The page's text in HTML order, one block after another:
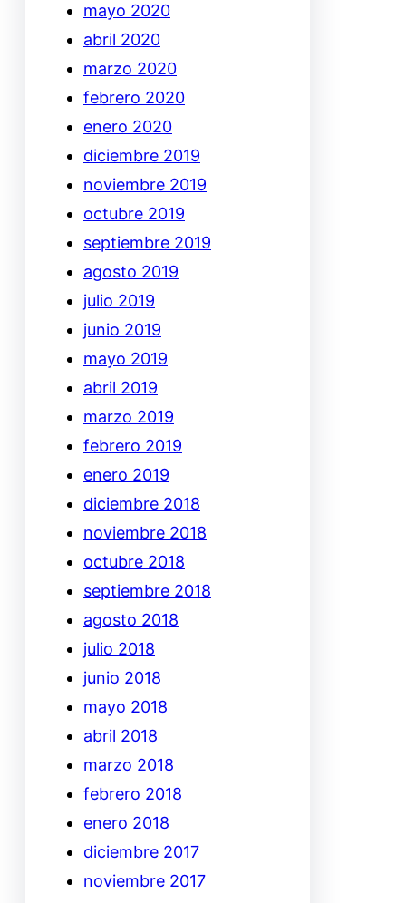
mayo 2020
abril 2020
marzo 2020
febrero 2020
enero 2020
diciembre 2019
noviembre 2019
octubre 2019
septiembre 2019
agosto 2019
julio 2019
junio 2019
mayo 2019
abril 2019
marzo 2019
febrero 2019
enero 2019
diciembre 2018
noviembre 2018
octubre 2018
septiembre 2018
agosto 2018
julio 2018
junio 2018
mayo 2018
abril 2018
marzo 2018
febrero 2018
enero 2018
diciembre 2017
noviembre 2017